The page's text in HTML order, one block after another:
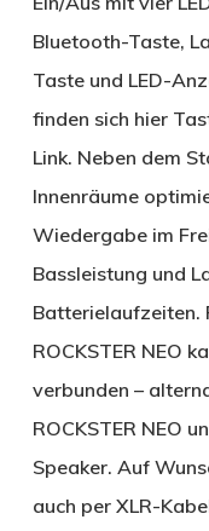
Bluetooth-Taste,
Taste und LED-
finden sich hier
Link. Neben dem
Innenräume
Wiedergabe im
Bassleistung und
Batterielaufzeiten.
ROCKSTER NEO
verbunden –
ROCKSTER NEO
Speaker. Auf
auch per XLR-